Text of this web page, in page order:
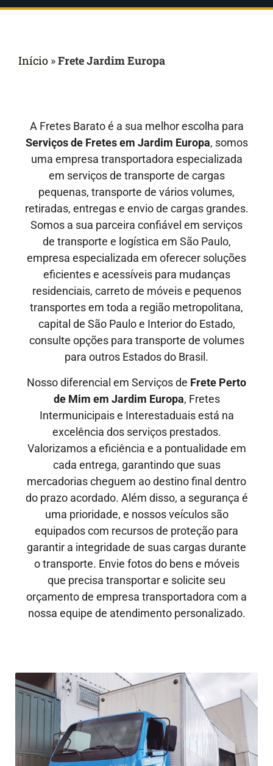
Início »Frete Jardim Europa
A Fretes Barato é a sua melhor escolha para
Serviços de Fretes em Jardim Europa, somos
uma empresa transportadora especializada
em serviços de transporte de cargas
pequenas, transporte de vários volumes,
retiradas, entregas e envio de cargas grandes.
Somos a sua parceira confiável em serviços
de transporte e logística em São Paulo,
empresa especializada em oferecer soluções
eficientes e acessíveis para mudanças
residenciais, carreto de móveis e pequenos
transportes em toda a região metropolitana,
capital de São Paulo e Interior do Estado,
consulte opções para transporte de volumes
para outros Estados do Brasil.
Nosso diferencial em Serviços de Frete Perto
de Mim em Jardim Europa, Fretes
Intermunicipaise Interestaduaisestá na
excelência dos serviços prestados.
Valorizamos a eficiência e a pontualidade em
cada entrega, garantindo que suas
mercadorias cheguem ao destino final dentro
do prazo acordado. Além disso, a segurança é
uma prioridade, e nossos veículos são
equipados com recursos de proteção para
garantir a integridade de suas cargas durante
o transporte. Envie fotos do bens e móveis
que precisa transportar e solicite seu
orçamento de empresa transportadora com a
nossa equipe de atendimento personalizado.